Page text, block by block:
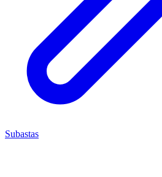
Subastas